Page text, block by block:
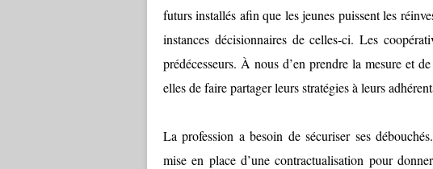
futurs installés afin que les jeunes puissent les
instances décisionnaires de celles-ci. Les
prédécesseurs. À nous d’en prendre la mesure et
elles de faire partager leurs stratégies à leurs
La profession a besoin de sécuriser ses
mise en place d’une contractualisation pour